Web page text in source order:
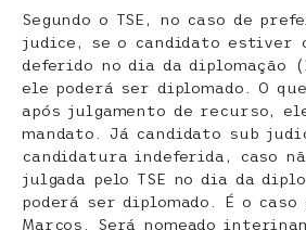
Segundo o TSE, no caso de
judice, se o candidato estiver
deferido no dia da diplomação
ele poderá ser diplomado. O
após julgamento de recurso,
mandato. Já candidato sub
candidatura indeferida, caso
julgada pelo TSE no dia da
poderá ser diplomado. É o caso
Marcos. Será nomeado